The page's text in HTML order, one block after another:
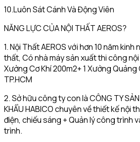
10.Luôn Sát Cánh Và Động Viên
NĂNG LỰC CỦA NỘI THẤT AEROS?
1. Nội Thất AEROS với hơn 10 năm
thất, Có nhà máy sản xuất thi công nội
Xưởng Cơ Khí 200m2+ 1 Xưởng Quảng
TP.HCM
2. Sở hữu công ty con là CÔNG TY
KHẨU HABICO chuyên về thiết kế nội
điện, chiếu sáng + Quản lý công trình
trình.